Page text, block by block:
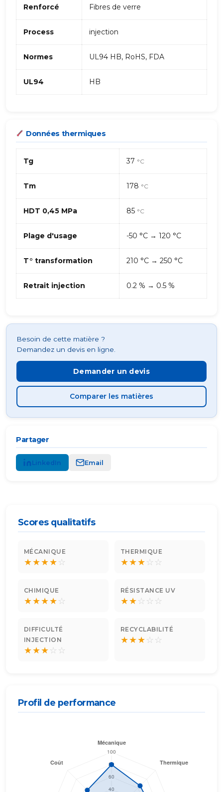
Scores qualitatifs
MÉCANIQUE
★★★★☆
THERMIQUE
★★★☆ ☆
CHIMIQUE
★★★★☆
RÉSISTANCE UV
★★☆ ☆ ☆
DIFFICULTÉ
INJECTION
★★★☆ ☆
RECYCLABILITÉ
★★★☆ ☆
Profil de performance
Renforcé Fibres de verre
Process injection
Normes UL94 HB, RoHS, FDA
UL94 HB
Données thermiques
Tg 37 °C
Tm 178 °C
HDT 0,45 MPa 85 °C
Plage d'usage -50 °C → 120 °C
T° transformation 210 °C → 250 °C
Retrait injection 0.2 % → 0.5 %
Besoin de cette matière ?
Demandez un devis en ligne.
Demander un devis
Comparer les matières
Partager
LinkedIn Email